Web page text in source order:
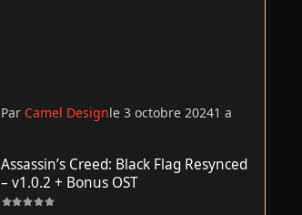
Par Camel Designle 3 octobre 20241 a
Assassin’s Creed: Black Flag Resynced
– v1.0.2 + Bonus OST